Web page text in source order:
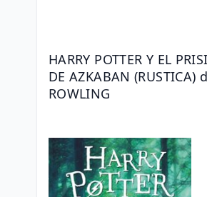
HARRY POTTER Y EL
DE AZKABAN (RUSTICA)
ROWLING